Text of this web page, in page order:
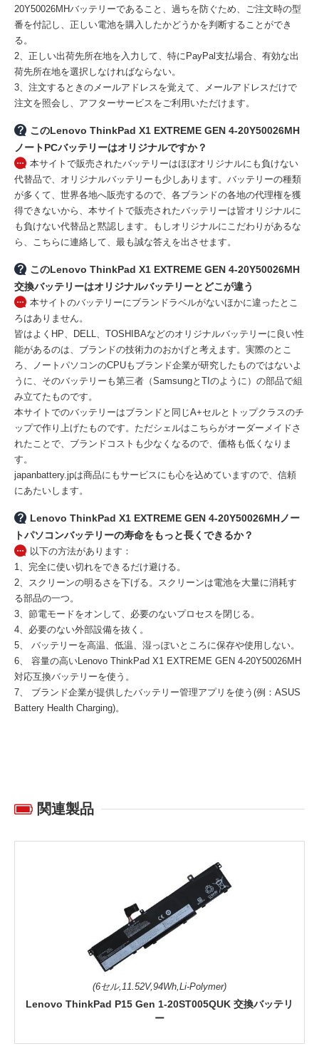
20Y50026MHバッテリーであること、過ちを防ぐため、ご注文時の型
番を付記し、正しい電池を購入したかどうかを判断することができ
る。
2、正しい出荷先所在地を入力して、特にPayPal支払場合、有効な出
荷先所在地を選択しなければならない。
3、注文するときのメールアドレスを覚えて、メールアドレスだけで
注文を照会し、アフターサービスをご利用いただけます。
このLenovo ThinkPad X1 EXTREME GEN 4-20Y50026MH
ノートPCバッテリーはオリジナルですか？
本サイトで販売されたバッテリーはほぼオリジナルにも負けない
代替品で、オリジナルバッテリーも少しあります。バッテリーの種類
が多くて、世界各地へ販売するので、各ブランドの各地の代理権を獲
得できないから、本サイトで販売されたバッテリーは皆オリジナルに
も負けない代替品と黙認します。もしオリジナルにこだわりがあるな
ら、こちらに連絡して、最も誠な答えを出させます。
このLenovo ThinkPad X1 EXTREME GEN 4-20Y50026MH
交換バッテリーはオリジナルバッテリーとどこが違う
本サイトのバッテリーにブランドラベルがないほかに違ったとこ
ろはありません。
皆はよくHP、DELL、TOSHIBAなどのオリジナルバッテリーに良い性
能があるのは、ブランドの技術力のおかげと考えます。実際のとこ
ろ、ノートパソコンのCPUもブランド企業が研究したものではないよ
うに、そのバッテリーも第三者（SamsungとTIのように）の部品で組
み立てたものです。
本サイトでのバッテリーはブランドと同じA+セルとトップクラスのチ
ップで作り上げたものです。ただシェルはこちらがオーダーメイドさ
れたことで、ブランドコストも少なくなるので、価格も低くなりま
す。
japanbattery.jpは商品にもサービスにも心を込めていますので、信頼
にあたいします。
Lenovo ThinkPad X1 EXTREME GEN 4-20Y50026MHノー
トパソコンバッテリーの寿命をもっと長くできるか？
以下の方法があります：
1、完全に使い切れをできるだけ避ける。
2、スクリーンの明るさを下げる。スクリーンは電池を大量に消耗す
る部品の一つ。
3、節電モードをオンして、必要のないプロセスを閉じる。
4、必要のない外部設備を抜く。
5、 バッテリーを高温、低温、湿っぽいところに保存や使用しない。
6、 容量の高いLenovo ThinkPad X1 EXTREME GEN 4-20Y50026MH
対応互換バッテリーを使う。
7、 ブランド企業が提供したバッテリー管理アプリを使う(例：ASUS
Battery Health Charging)。
関連製品
(6セル,11.52V,94Wh,Li-Polymer)
Lenovo ThinkPad P15 Gen 1-20ST005QUK 交換バッテリ
ー